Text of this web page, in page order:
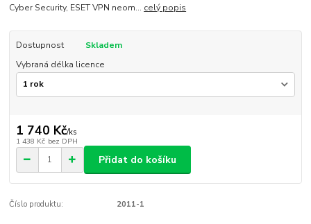
Cyber Security, ESET VPN neom... celý popis
Dostupnost
Skladem
Vybraná délka licence
1 740 Kč/ks
1 438 Kč bez DPH
Přidat do košíku
Číslo produktu: 2011-1